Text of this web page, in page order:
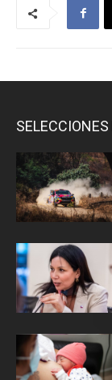
SELECCIONES